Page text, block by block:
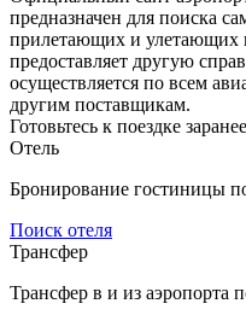
предназначен для поиска
прилетающих и улетающих
предоставляет другую
осуществляется по всем
другим поставщикам.
Готовьтесь к поездке заранее
Отель
Бронирование гостиницы
Поиск отеля
Трансфер
Трансфер в и из аэропорта